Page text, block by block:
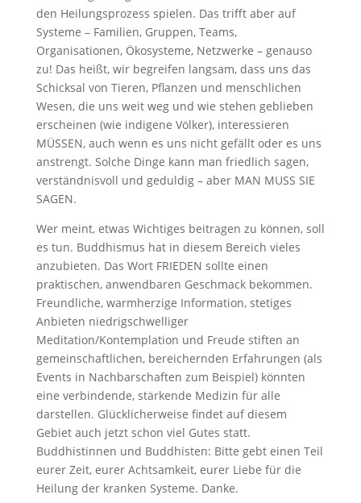
den Heilungsprozess spielen. Das trifft aber auf
Systeme – Familien, Gruppen, Teams,
Organisationen, Ökosysteme, Netzwerke – genauso
zu! Das heißt, wir begreifen langsam, dass uns das
Schicksal von Tieren, Pflanzen und menschlichen
Wesen, die uns weit weg und wie stehen geblieben
erscheinen (wie indigene Völker), interessieren
MÜSSEN, auch wenn es uns nicht gefällt oder es uns
anstrengt. Solche Dinge kann man friedlich sagen,
verständnisvoll und geduldig – aber MAN MUSS SIE
SAGEN.
Wer meint, etwas Wichtiges beitragen zu können, soll
es tun. Buddhismus hat in diesem Bereich vieles
anzubieten. Das Wort FRIEDEN sollte einen
praktischen, anwendbaren Geschmack bekommen.
Freundliche, warmherzige Information, stetiges
Anbieten niedrigschwelliger
Meditation/Kontemplation und Freude stiften an
gemeinschaftlichen, bereichernden Erfahrungen (als
Events in Nachbarschaften zum Beispiel) könnten
eine verbindende, stärkende Medizin für alle
darstellen. Glücklicherweise findet auf diesem
Gebiet auch jetzt schon viel Gutes statt.
Buddhistinnen und Buddhisten: Bitte gebt einen Teil
eurer Zeit, eurer Achtsamkeit, eurer Liebe für die
Heilung der kranken Systeme. Danke.